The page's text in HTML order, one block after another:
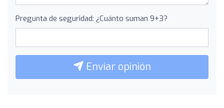
Pregunta de seguridad: ¿Cuánto suman 9+3?
Enviar opinión